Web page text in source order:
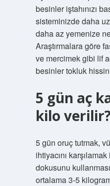
besinler iştahınızı
sisteminizde daha
daha az yemenize
Araştırmalara göre
ve mercimek gibi lif
besinler tokluk hissini
5 gün aç
kilo
5 gün oruç tutmak,
ihtiyacını
dokusunu
ortalama 3-5